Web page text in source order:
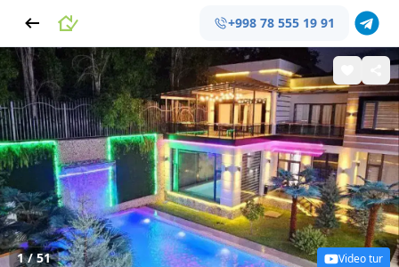
+998 78 555 19 91
1/51 Video tur